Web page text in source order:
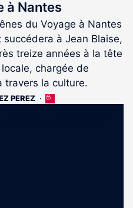
à Nantes
du Voyage à Nantes
à Jean Blaise,
treize années à la tête
chargée de
travers la culture.
PEREZ
Cet